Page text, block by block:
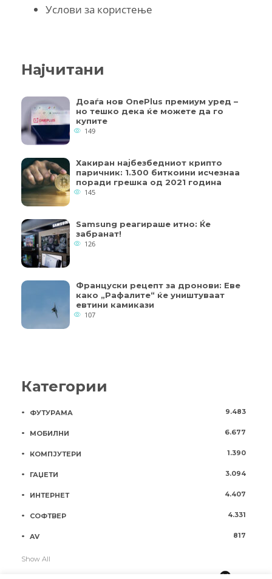
Услови за користење
Најчитани
Доаѓа нов OnePlus премиум уред –
но тешко дека ќе можете да го
купите
149
Хакиран најбезбедниот крипто
паричник: 1.300 биткоини исчезнаа
поради грешка од 2021 година
145
Samsung реагираше итно: Ќе
забранат!
126
Француски рецепт за дронови: Еве
како „Рафалите“ ќе уништуваат
евтини камикази
107
Категории
ФУТУРАМА 9.483
МОБИЛНИ 6.677
КОМПЈУТЕРИ 1.390
ГАЏЕТИ 3.094
ИНТЕРНЕТ 4.407
СОФТВЕР 4.331
AV 817
Show All